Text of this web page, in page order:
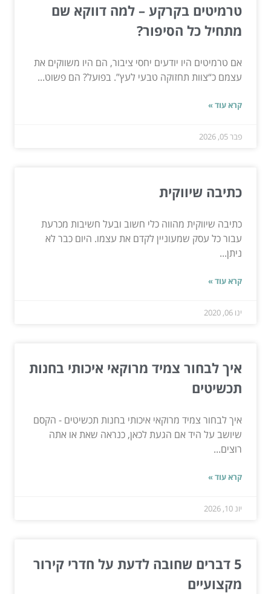
טרמיטים בקרקע – למה דווקא שם
מתחיל כל הסיפור?
אם טרמיטים היו יודעים יחסי ציבור, הם היו משווקים את
עצמם כ“צוות תחזוקה טבעי לעץ”. בפועל? הם פשוט...
קרא עוד »
פבר 05, 2026
כתיבה שיווקית
כתיבה שיווקית מהווה כלי חשוב ובעל חשיבות מכרעת
עבור כל עסק שמעוניין לקדם את עצמו. היום כבר לא
ניתן...
קרא עוד »
ינו 06, 2020
איך לבחור צמיד מרוקאי איכותי בחנות
תכשיטים
איך לבחור צמיד מרוקאי איכותי בחנות תכשיטים - הקסם
שיושב על היד אם הגעת לכאן, כנראה שאת או אתה
רוצים...
קרא עוד »
יונ 10, 2026
5 דברים שחובה לדעת על חדרי קירור
מקצועיים